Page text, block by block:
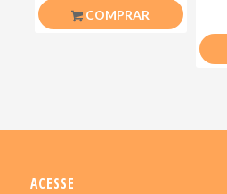
COMPRAR
ACESSE